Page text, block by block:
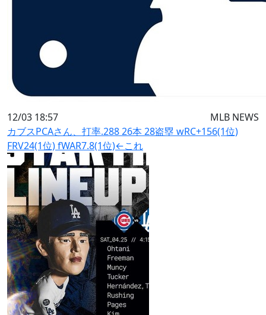
12/03 18:57
MLB NEWS
カブスPCAさん、打率.288 26本 28盗塁 wRC+156(1位)
FRV24(1位) fWAR7.8(1位)←これ